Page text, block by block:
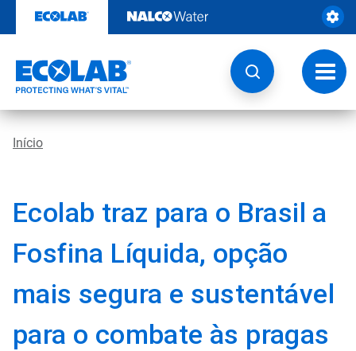
o
Início
Ecolab traz para o Brasil a
Fosfina Líquida, opção
mais segura e sustentável
para o combate às pragas